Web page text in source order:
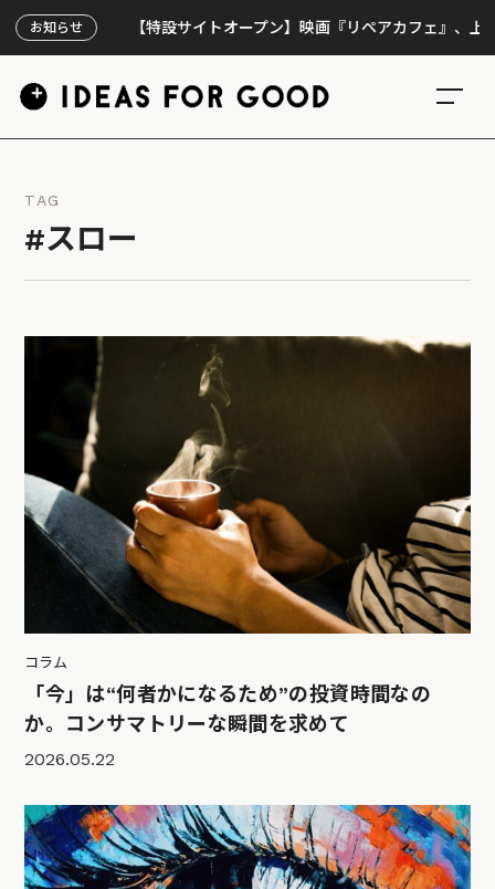
お知らせ【特設サイトオープン】映画『リペアカフェ』、上映300回
TAG
#スロー
コラム
「今」は“何者かになるため”の投資時間なの
か。コンサマトリーな瞬間を求めて
2026.05.22